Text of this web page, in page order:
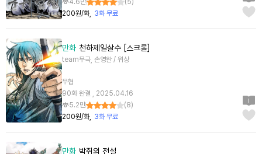
4.6만
(5)
200원/화
3화 무료
만화 천하제일살수 [스크롤]
team무극, 손영완 / 위상
무협
90화 완결 , 2025.04.16
5.2만
(8)
200원/화
3화 무료
만화 박쥐의 전설